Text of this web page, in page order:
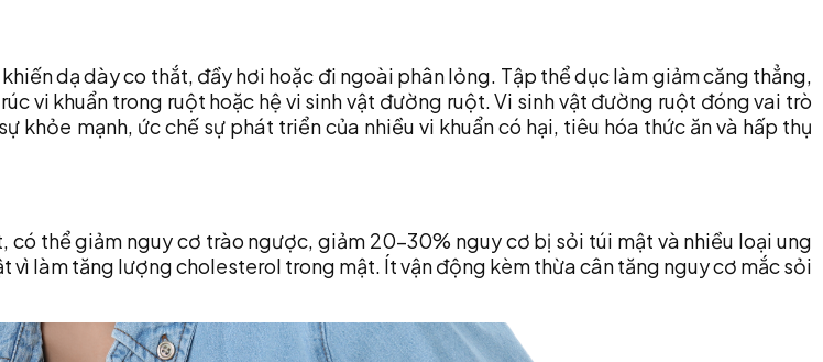
dạ dày co thắt, đầy hơi hoặc đi ngoài phân lỏng. Tập thể dục làm giảm căng thẳng,
vi khuẩn trong ruột hoặc hệ vi sinh vật đường ruột. Vi sinh vật đường ruột đóng vai trò
khỏe mạnh, ức chế sự phát triển của nhiều vi khuẩn có hại, tiêu hóa thức ăn và hấp thụ
thể giảm nguy cơ trào ngược, giảm 20-30% nguy cơ bị sỏi túi mật và nhiều loại ung
làm tăng lượng cholesterol trong mật. Ít vận động kèm thừa cân tăng nguy cơ mắc sỏi